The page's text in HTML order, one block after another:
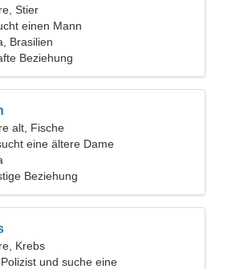
Stier
einen Mann
Brasilien
Beziehung
alt, Fische
eine ältere Dame
Beziehung
Krebs
und suche eine